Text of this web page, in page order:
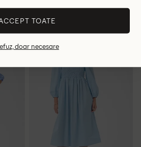
RRP: 469.00 lei
TOATE
doar necesare